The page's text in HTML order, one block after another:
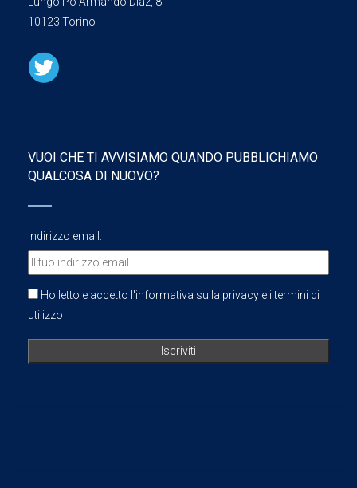
10123 Torino
VUOI CHE TI AVVISIAMO QUANDO PUBBLICHIAMO
QUALCOSA DI NUOVO?
Indirizzo email:
Ho letto e accetto l'informativa sulla privacy e i termini di
utilizzo